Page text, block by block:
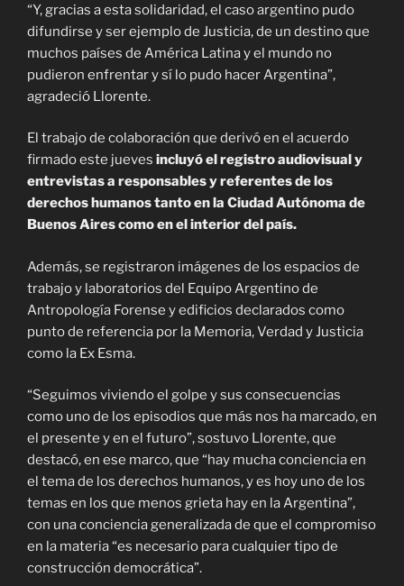
“Y, gracias a esta solidaridad, el caso argentino pudo
difundirse y ser ejemplo de Justicia, de un destino que
muchos países de América Latina y el mundo no
pudieron enfrentar y sí lo pudo hacer Argentina”,
agradeció Llorente.
El trabajo de colaboración que derivó en el acuerdo
firmado este jueves incluyó el registro audiovisual y
entrevistas a responsables y referentes de los
derechos humanos tanto en la Ciudad Autónoma de
Buenos Aires como en el interior del país.
Además, se registraron imágenes de los espacios de
trabajo y laboratorios del Equipo Argentino de
Antropología Forense y edificios declarados como
punto de referencia por la Memoria, Verdad y Justicia
como la Ex Esma.
“Seguimos viviendo el golpe y sus consecuencias
como uno de los episodios que más nos ha marcado, en
el presente y en el futuro”, sostuvo Llorente, que
destacó, en ese marco, que “hay mucha conciencia en
el tema de los derechos humanos, y es hoy uno de los
temas en los que menos grieta hay en la Argentina”,
con una conciencia generalizada de que el compromiso
en la materia “es necesario para cualquier tipo de
construcción democrática”.